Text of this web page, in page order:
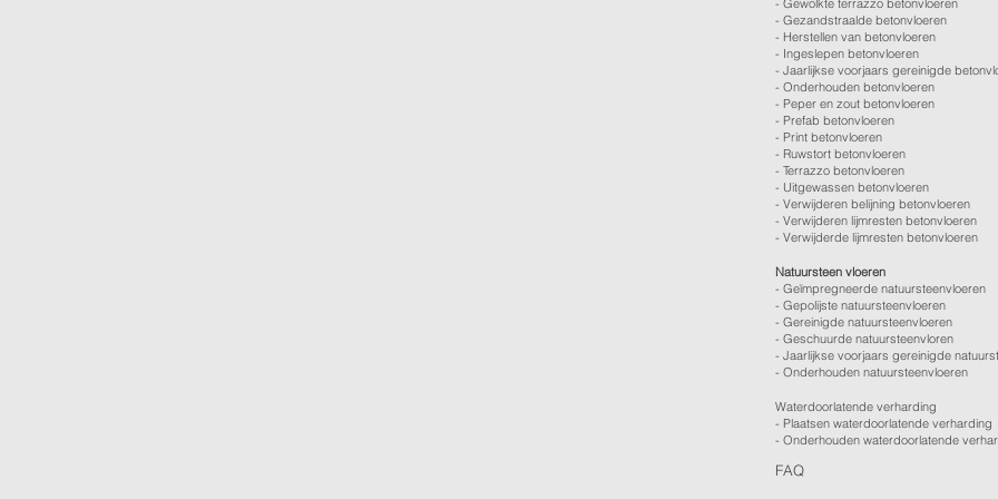
-Gewolkte terrazzo betonvloeren
-Gezandstraalde betonvloeren
- Herstellen van betonvloeren
- Ingeslepen betonvloeren
-Jaarlijkse voorjaars gereinigde
-Onderhouden betonvloeren
-Peper en zout betonvloeren
-Prefab betonvloeren
- Print betonvloeren
- Ruwstort betonvloeren
-Terrazzo betonvloeren
- Uitgewassen betonvloeren
-Verwijderen belijning betonvloeren
-Verwijderen lijmresten betonvloeren
- Verwijderde lijmresten betonvloeren
Natuursteen vloeren
- Geïmpregneerde natuursteenvloeren
- Gepolijste natuursteenvloeren
- Gereinigde natuursteenvloeren
- Geschuurde natuursteenvloren
- Jaarlijkse voorjaars gereinigde
- Onderhouden natuursteenvloeren
Waterdoorlatende verharding
- Plaatsen waterdoorlatende verharding
- Onderhouden waterdoorlatende
FAQ